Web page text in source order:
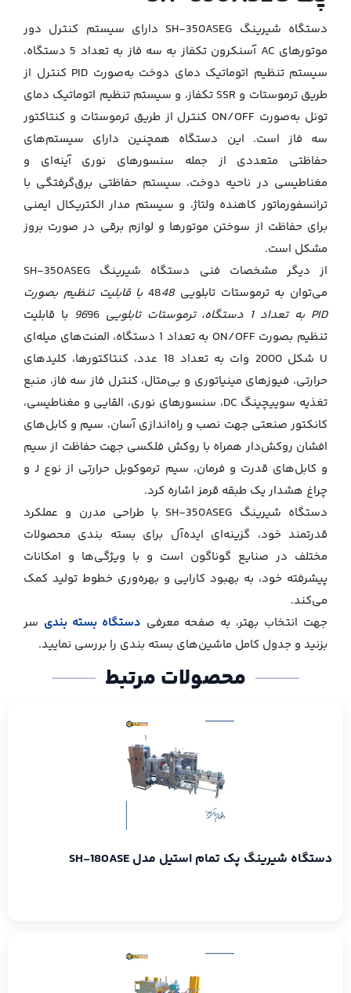
دستگاه شیرینگ SH-350ASEG دارای سیستم کنترل دور
موتورهای AC آسنکرون تکفاز به سه فاز به تعداد 5 دستگاه،
سیستم تنظیم اتوماتیک دمای دوخت به‌صورت PID کنترل از
طریق ترموستات و SSR تکفاز، و سیستم تنظیم اتوماتیک دمای
تونل به‌صورت ON/OFF کنترل از طریق ترموستات و کنتاکتور
سه فاز است. این دستگاه همچنین دارای سیستم‌های
حفاظتی متعددی از جمله سنسورهای نوری آینه‌ای و
مغناطیسی در ناحیه دوخت، سیستم حفاظتی برق‌گرفتگی با
ترانسفورماتور کاهنده ولتاژ، و سیستم مدار الکتریکال ایمنی
برای حفاظت از سوختن موتورها و لوازم برقی در صورت بروز
مشکل است.
از دیگر مشخصات فنی دستگاه شیرینگ SH-350ASEG
می‌توان به ترموستات تابلویی 48
48 با قابلیت تنظیم بصورت
PID به تعداد 1 دستگاه، ترموستات تابلویی 96
96 با قابلیت
تنظیم بصورت ON/OFF به تعداد 1 دستگاه، المنت‌های میله‌ای
U شکل 2000 وات به تعداد 18 عدد، کنتاکتورها، کلیدهای
حرارتی، فیوزهای مینیاتوری و بی‌متال، کنترل فاز سه فاز، منبع
تغذیه سوییچینگ DC، سنسورهای نوری، القایی و مغناطیسی،
کانکتور صنعتی جهت نصب و راه‌اندازی آسان، سیم و کابل‌های
افشان روکش‌دار همراه با روکش فلکسی جهت حفاظت از سیم
و کابل‌های قدرت و فرمان، سیم ترموکوبل حرارتی از نوع J و
چراغ هشدار یک طبقه قرمز اشاره کرد.
دستگاه شیرینگ SH-350ASEG با طراحی مدرن و عملکرد
قدرتمند خود، گزینه‌ای ایده‌آل برای بسته‌ بندی محصولات
مختلف در صنایع گوناگون است و با ویژگی‌ها و امکانات
پیشرفته خود، به بهبود کارایی و بهره‌وری خطوط تولید کمک
می‌کند.
جهت انتخاب بهتر، به صفحه معرفی دستگاه بسته بندی سر
بزنید و جدول کامل ماشین‌های بسته بندی را بررسی نمایید.
محصولات مرتبط
دستگاه شیرینگ پک تمام استیل مدل SH-180ASE